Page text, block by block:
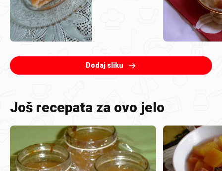
Dodaj sliku
Još recepata za ovo jelo